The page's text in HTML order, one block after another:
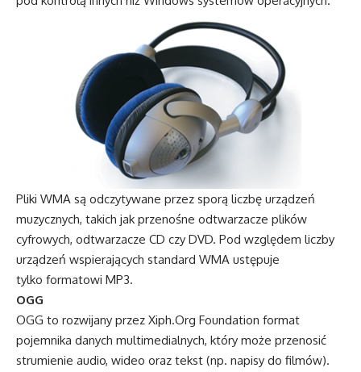
Pliki WMA są odczytywane przez sporą liczbę urządzeń
muzycznych, takich jak przenośne odtwarzacze plików
cyfrowych, odtwarzacze CD czy DVD. Pod względem liczby
urządzeń wspierających standard WMA ustępuje
tylko formatowi MP3.
OGG
OGG to rozwijany przez Xiph.Org Foundation format
pojemnika danych multimedialnych, który może przenosić
strumienie audio, wideo oraz tekst (np. napisy do filmów).